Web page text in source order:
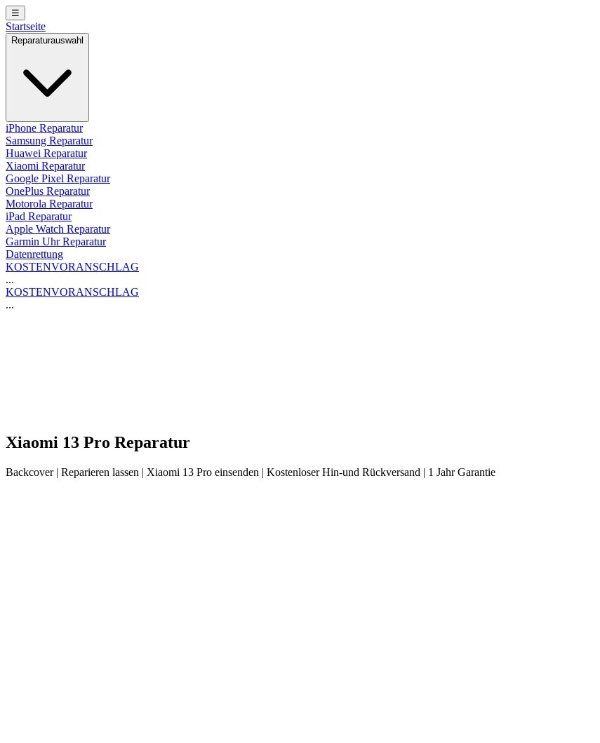
☰
Startseite
Reparaturauswahl
iPhone Reparatur
Samsung Reparatur
Huawei Reparatur
Xiaomi Reparatur
Google Pixel Reparatur
OnePlus Reparatur
Motorola Reparatur
iPad Reparatur
Apple Watch Reparatur
Garmin Uhr Reparatur
Datenrettung
KOSTENVORANSCHLAG
...
KOSTENVORANSCHLAG
...
Xiaomi 13 Pro Reparatur
Backcover| Reparieren lassen | Xiaomi 13 Pro einsenden | Kostenloser Hin-und Rückversand | 1 Jahr Garantie